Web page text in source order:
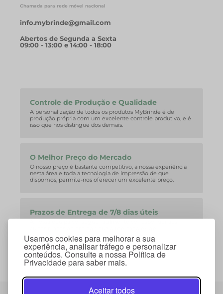
Usamos cookies para melhorar a sua
experiência, analisar tráfego e personalizar
conteúdos. Consulte a nossa Política de
Privacidade para saber mais.
Aceitar todos
Chamada para rede móvel nacional
info.mybrinde@gmail.com
Abertos de Segunda a Sexta
09:00 - 13:00 e 14:00 - 18:00
Controle de Produção e Qualidade
A personalização de todos os produtos MyBrinde é de
produção própria com um excelente controle produtivo, e é
isso que nos distingue dos demais.
O Melhor Preço do Mercado
O nosso preço é bastante competitivo, a nossa experiência
nesta área e toda a tecnologia de impressão de que
dispomos, permite-nos oferecer um excelente preço.
Prazos de Entrega de 7/8 dias úteis